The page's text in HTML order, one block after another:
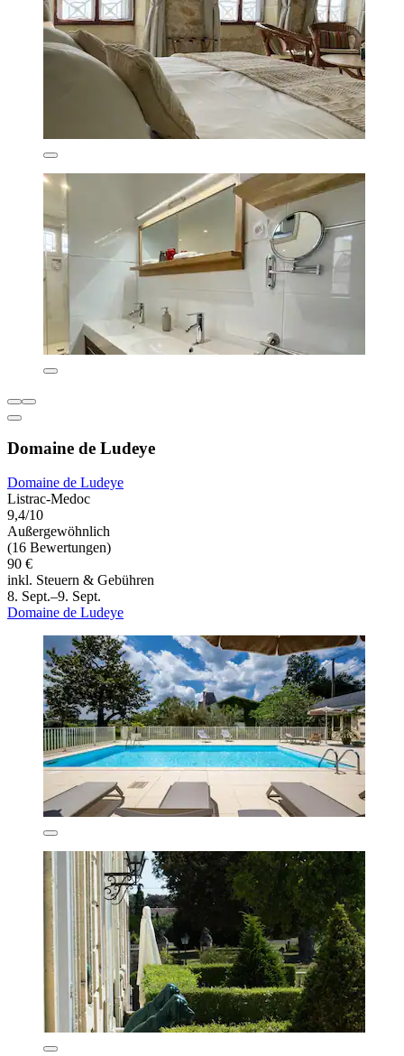
Domaine de Ludeye
Domaine de Ludeye
Listrac-Medoc
9,4/10
Außergewöhnlich
(16 Bewertungen)
90 €
inkl. Steuern & Gebühren
8. Sept.–9. Sept.
Domaine de Ludeye